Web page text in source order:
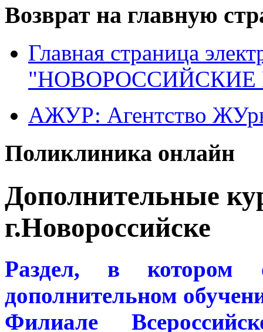
Возврат на главную
Главная страница
"НОВОРОССИЙСКИЕ
АЖУР: Агентство
Поликлиника онлайн
Дополнительные
г.Новороссийске
Раздел, в котором
дополнительном
Филиале